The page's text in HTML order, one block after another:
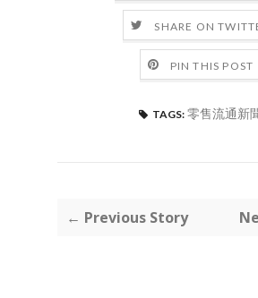
SHARE ON
PIN THIS POST
TAGS: 零售流通新
← Previous Story